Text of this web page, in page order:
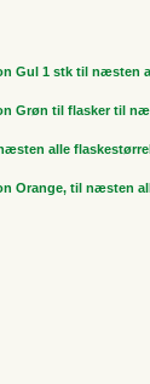
Gul 1 stk til næsten
Grøn til flasker til
alle
Orange, til næsten